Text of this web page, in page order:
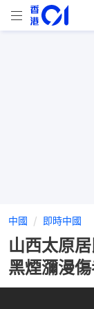
中國 即時中國
山西太原
黑煙瀰漫